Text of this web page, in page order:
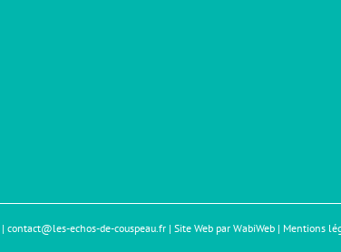
| contact@les-echos-de-couspeau.fr | Site Web par WabiWeb | Mentions